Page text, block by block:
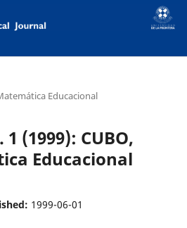
Educacional
(1999): CUBO,
Educacional
1999-06-01